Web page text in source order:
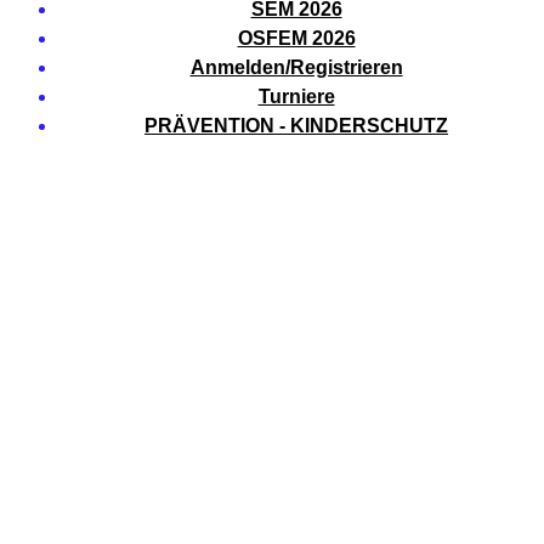
SEM 2026
OSFEM 2026
Anmelden/Registrieren
Turniere
PRÄVENTION - KINDERSCHUTZ